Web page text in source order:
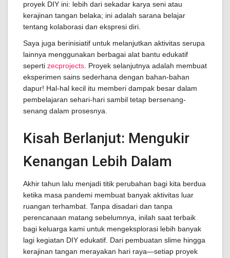
proyek DIY ini: lebih dari sekadar karya seni atau
kerajinan tangan belaka; ini adalah sarana belajar
tentang kolaborasi dan ekspresi diri.
Saya juga berinisiatif untuk melanjutkan aktivitas serupa
lainnya menggunakan berbagai alat bantu edukatif
seperti zecprojects . Proyek selanjutnya adalah membuat
eksperimen sains sederhana dengan bahan-bahan
dapur! Hal-hal kecil itu memberi dampak besar dalam
pembelajaran sehari-hari sambil tetap bersenang-
senang dalam prosesnya.
Kisah Berlanjut: Mengukir
Kenangan Lebih Dalam
Akhir tahun lalu menjadi titik perubahan bagi kita berdua
ketika masa pandemi membuat banyak aktivitas luar
ruangan terhambat. Tanpa disadari dan tanpa
perencanaan matang sebelumnya, inilah saat terbaik
bagi keluarga kami untuk mengeksplorasi lebih banyak
lagi kegiatan DIY edukatif. Dari pembuatan slime hingga
kerajinan tangan merayakan hari raya—setiap proyek